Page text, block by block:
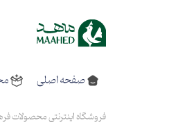
صفحه اصلی
فروشگاه اینترنتی محصولات